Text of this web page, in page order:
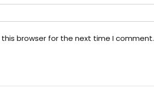
browser for the next time I comment.